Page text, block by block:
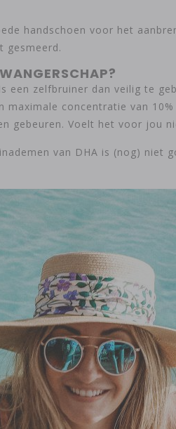
handschoen voor het
gesmeerd.
zelfbruiner dan veilig te
concentratie van
gebeuren. Voelt het voor jou
van DHA is (nog) niet